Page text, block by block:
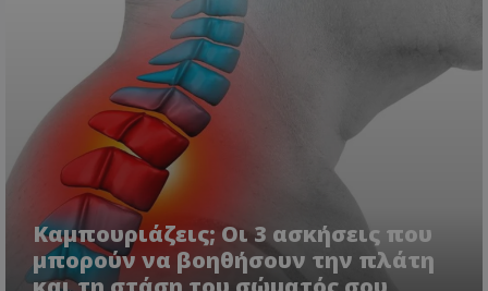
Καμπουριάζεις; Οι 3 ασκήσεις που
μπορούν να βοηθήσουν την πλάτη